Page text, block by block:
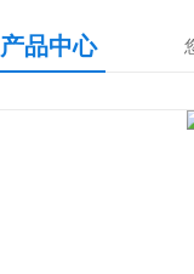
产品中心